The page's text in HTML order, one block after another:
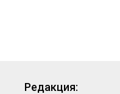
Редакция: